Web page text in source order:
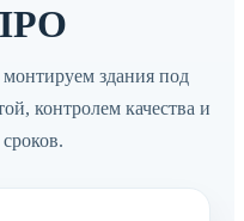
здания под
контролем качества и